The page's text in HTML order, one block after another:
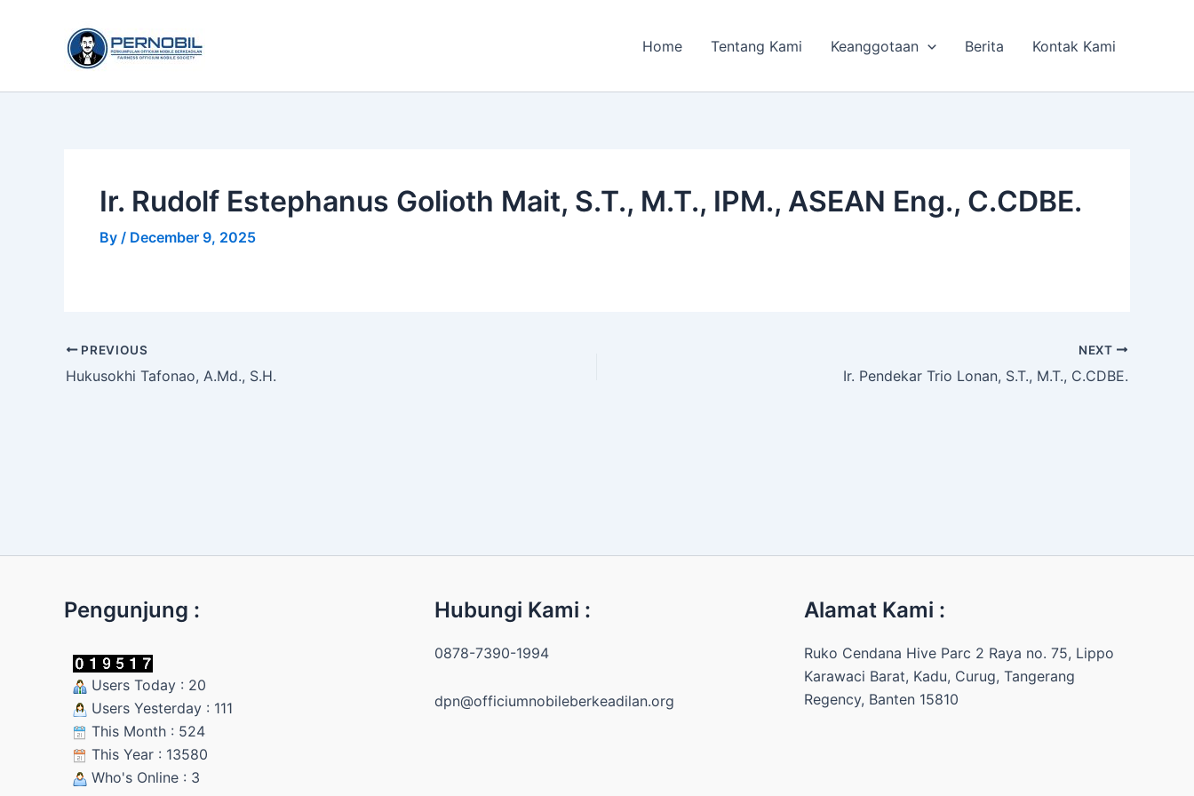
Home Tentang Kami Keanggotaan Berita Kontak Kami
Ir. Rudolf Estephanus Golioth Mait, S.T., M.T., IPM., ASEAN Eng., C.CDBE.
By / December 9, 2025
PREVIOUS
Hukusokhi Tafonao, A.Md., S.H.
NEXT
Ir. Pendekar Trio Lonan, S.T., M.T., C.CDBE.
Pengunjung :
Users Today : 20
Users Yesterday : 111
This Month : 524
This Year : 13580
Who's Online : 3
Hubungi Kami :
0878-7390-1994
dpn@officiumnobileberkeadilan.org
Alamat Kami :
Ruko Cendana Hive Parc 2 Raya no. 75, Lippo
Karawaci Barat, Kadu, Curug, Tangerang
Regency, Banten 15810